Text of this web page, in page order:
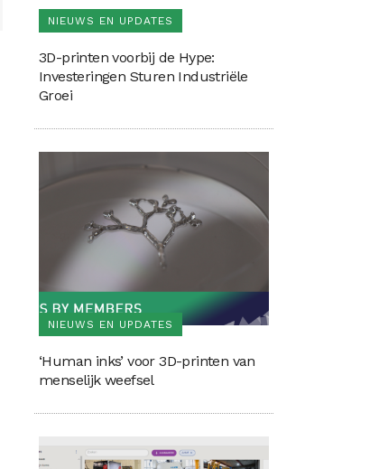
NIEUWS EN UPDATES
3D-printen voorbij de Hype:
Investeringen Sturen Industriële
Groei
NIEUWS EN UPDATES
‘Human inks’ voor 3D-printen van
menselijk weefsel